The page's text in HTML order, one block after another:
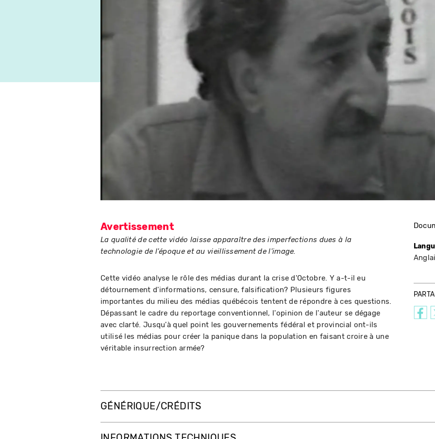
Avertissement
La qualité de cette vidéo laisse apparaître des imperfections dues à la
technologie de l'époque et au vieillissement de l'image.
Cette vidéo analyse le rôle des médias durant la crise d'Octobre. Y a-t-il eu
détournement d'informations, censure, falsification? Plusieurs figures
importantes du milieu des médias québécois tentent de répondre à ces questions.
Dépassant le cadre du reportage conventionnel, l'opinion de l'auteur se dégage
avec clarté. Jusqu'à quel point les gouvernements fédéral et provincial ont-ils
utilisé les médias pour créer la panique dans la population en faisant croire à une
véritable insurrection armée?
GÉNÉRIQUE/CRÉDITS